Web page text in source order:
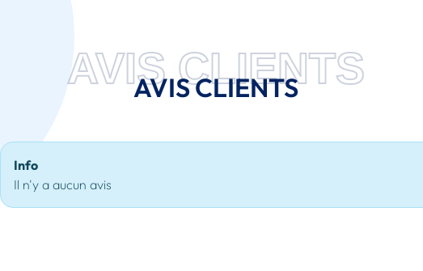
AVIS CLIENTS
AVIS CLIENTS
Info
Il n'y a aucun avis